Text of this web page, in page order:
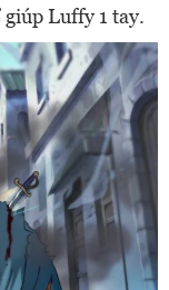
Luffy 1 tay.